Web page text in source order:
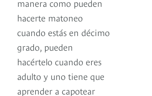
manera como pueden
hacerte matoneo
cuando estás en décimo
grado, pueden
hacértelo cuando eres
adulto y uno tiene que
aprender a capotear